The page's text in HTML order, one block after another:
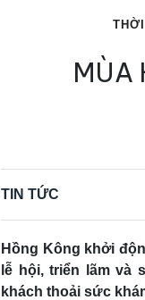
MÙA
TIN TỨC
Hồng Kông khởi
lễ hội, triển lãm và
khách thoải sức